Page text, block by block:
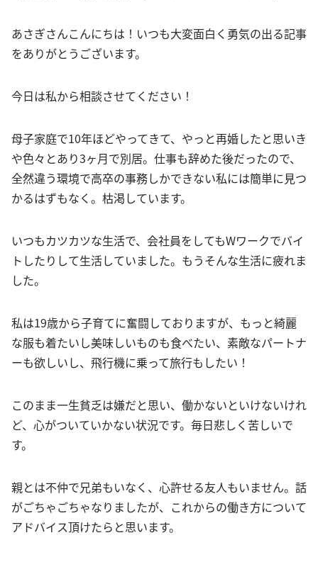
あさぎさんこんにちは！いつも大変面白く勇気の出る記事
をありがとうございます。
今日は私から相談させてください！
母子家庭で10年ほどやってきて、やっと再婚したと思いき
や色々とあり3ヶ月で別居。仕事も辞めた後だったので、
全然違う環境で高卒の事務しかできない私には簡単に見つ
かるはずもなく。枯渇しています。
いつもカツカツな生活で、会社員をしてもWワークでバイ
トしたりして生活していました。もうそんな生活に疲れま
した。
私は19歳から子育てに奮闘しておりますが、もっと綺麗
な服も着たいし美味しいものも食べたい、素敵なパートナ
ーも欲しいし、飛行機に乗って旅行もしたい！
このまま一生貧乏は嫌だと思い、働かないといけないけれ
ど、心がついていかない状況です。毎日悲しく苦しいで
す。
親とは不仲で兄弟もいなく、心許せる友人もいません。話
がごちゃごちゃなりましたが、これからの働き方について
アドバイス頂けたらと思います。